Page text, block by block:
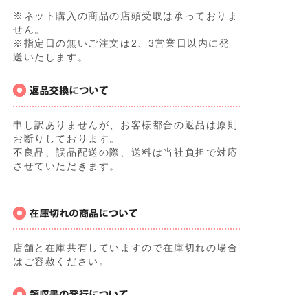
※ネット購入の商品の店頭受取は承っておりま
せん。
※指定日の無いご注文は2、3営業日以内に発
送いたします。
申し訳ありませんが、お客様都合の返品は原則
お断りしております。
不良品、誤品配送の際、送料は当社負担で対応
させていただきます。
店舗と在庫共有していますので在庫切れの場合
はご容赦ください。